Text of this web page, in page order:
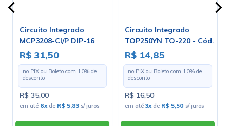
Circuito Integrado
MCP3208-CI/P DIP-16
R$ 31,50
no PIX ou Boleto com 10% de
desconto
R$ 35,00
em até 6xde R$ 5,83 s/ juros
Circuito Integrado
TOP250YN TO-220 - Cód.
Loja 3788
R$ 14,85
no PIX ou Boleto com 10% de
desconto
R$ 16,50
em até 3xde R$ 5,50 s/ juros